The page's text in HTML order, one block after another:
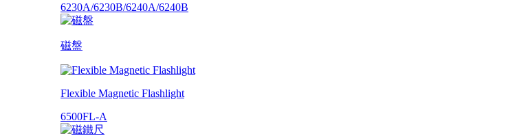
6230A/6230B/6240A/6240B
磁盤
Flexible Magnetic Flashlight
6500FL-A